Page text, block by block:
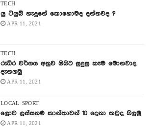
TECH
යු ටියුබ් හැදුනේ කොහොමද දන්නවද ?
APR 11, 2021
TECH
රුධිර වර්ගය අනුව ඔබට සුදුසු කෑම මොනවාද
දැනගමු
APR 11, 2021
LOCAL SPORT
ලොව ලස්සනම කාන්තාවන් 10 දෙනා කවුද බලමු
APR 11, 2021